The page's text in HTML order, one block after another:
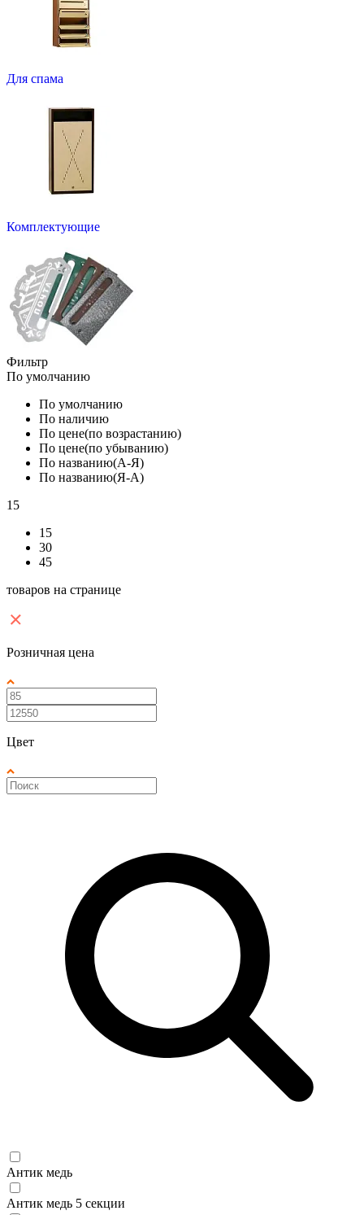
Для спама
Комплектующие
Фильтр
По умолчанию
По умолчанию
По наличию
По цене(по возрастанию)
По цене(по убыванию)
По названию(А-Я)
По названию(Я-А)
15
15
30
45
товаров на странице
Розничная цена
Цвет
Антик медь
Антик медь 5 секции